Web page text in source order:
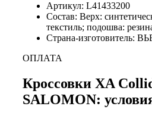
Артикул: L41433200
Состав: Верх:
текстиль; подошва:
Страна-изготовитель:
ОПЛАТА
Кроссовки XA
SALOMON: